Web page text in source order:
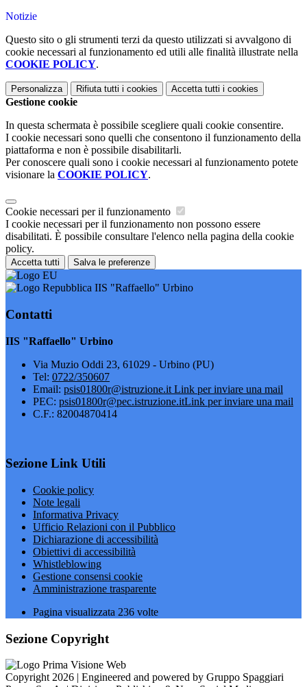
Notizie
Questo sito o gli strumenti terzi da questo utilizzati si avvalgono di
cookie necessari al funzionamento ed utili alle finalità illustrate nella
COOKIE POLICY.
Personalizza Rifiuta tutti i cookies Accetta tutti i cookies
Gestione cookie
In questa schermata è possibile scegliere quali cookie consentire.
I cookie necessari sono quelli che consentono il funzionamento della
piattaforma e non è possibile disabilitarli.
Per conoscere quali sono i cookie necessari al funzionamento potete
visionare la COOKIE POLICY.
Cookie necessari per il funzionamento
I cookie necessari per il funzionamento non possono essere
disabilitati. È possibile consultare l'elenco nella pagina della cookie
policy.
Accetta tutti Salva le preferenze
IIS "Raffaello" Urbino
Contatti
IIS "Raffaello" Urbino
Via Muzio Oddi 23, 61029 - Urbino (PU)
Tel: 0722/350607
Email: psis01800r@istruzione.it Link per inviare una mail
PEC: psis01800r@pec.istruzione.itLink per inviare una mail
C.F.: 82004870414
Sezione Link Utili
Cookie policy
Note legali
Informativa Privacy
Ufficio Relazioni con il Pubblico
Dichiarazione di accessibilità
Obiettivi di accessibilità
Whistleblowing
Gestione consensi cookie
Amministrazione trasparente
Pagina visualizzata 236 volte
Sezione Copyright
Copyright 2026 | Engineered and powered by Gruppo Spaggiari